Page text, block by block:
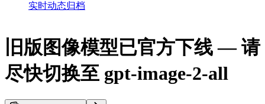
实时动态归档
旧版图像模型已官方下线 — 请
尽快切换至 gpt-image-2-all